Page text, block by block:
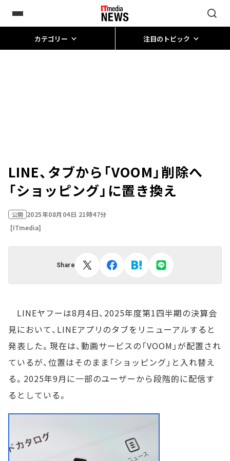
カテゴリー 注目のトピック
LINE、タブから「VOOM」削除へ
「ショッピング」に置き換え
公開 2025年08月04日 21時47分
[ITmedia]
Share
LINEヤフーは8月4日、2025年度第1四半期の決算会
見において、LINEアプリのタブをリニューアルすると
発表した。現在は、動画サービスの「VOOM」が配置され
ているが、位置はそのまま「ショッピング」と入れ替え
る。2025年9月に一部のユーザーから段階的に配信す
るとしている。